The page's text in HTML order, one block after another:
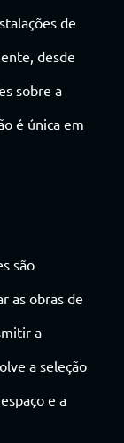
de
desde
sobre a
é única em
são
as obras de
a
a seleção
e a